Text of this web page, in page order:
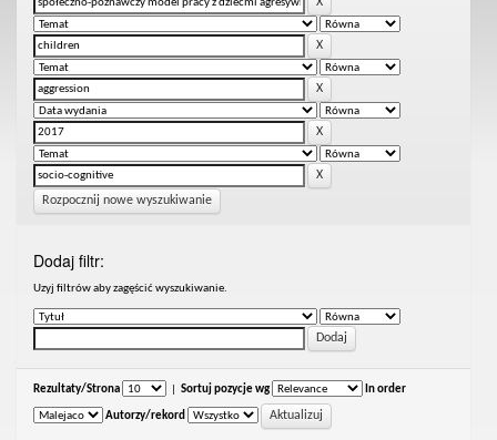
Rozpocznij nowe wyszukiwanie
Dodaj filtr:
Uzyj filtrów aby zagęścić wyszukiwanie.
Rezultaty/Strona Sortuj pozycje wg In order
Autorzy/rekord